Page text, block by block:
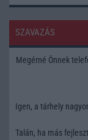
SZAVAZÁS
Megérné Önnek
Igen, a tárhely
Talán, ha más